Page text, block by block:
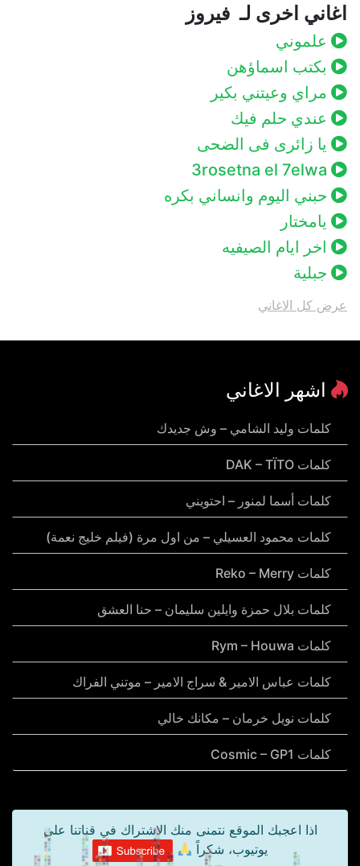
اغاني اخرى لـ فيروز
علموني
بكتب اسماؤهن
مراي وعيتني بكير
عندي حلم فيك
يا زائرى فى الضحى
حبني اليوم وانساني بكره
يامختار
اخر ايام الصيفيه
جبلية
عرض كل الاغاني
اشهر الاغاني
كلمات وليد الشامي – وش جديدك
كلمات DAK – TÏTO
كلمات أسما لمنور – احتويني
كلمات محمود العسيلي – من اول مرة (فيلم خليج نعمة)
كلمات Reko – Merry
كلمات بلال حمزة وايلين سليمان – حنا العشق
كلمات Rym – Houwa
كلمات عباس الامير & سراج الامير – موتني الفراك
كلمات نويل خرمان – مكانك خالي
كلمات Cosmic – GP1
اذا اعجبك الموقع نتمنى منك الاشتراك في قناتنا على
يوتيوب، شكراً